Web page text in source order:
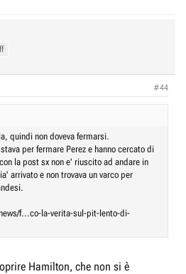
#44
quindi non doveva fermarsi.
per fermare Perez e hanno cercato di
la post sx non e' riuscito ad andare in
arrivato e non trovava un varco per
f...co-la-verita-sul-pit-lento-di-
Hamilton, che non si è